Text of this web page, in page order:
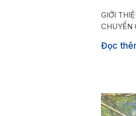
GIỚI
CHUYỂN
Đọc